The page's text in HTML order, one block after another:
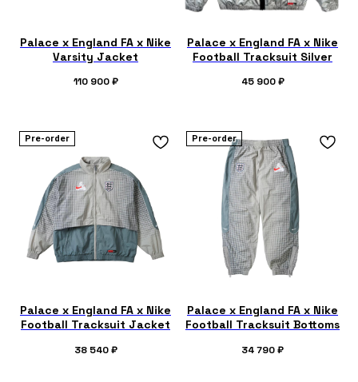
Palace x England FA x Nike
Varsity Jacket
110 900 ₽
Palace x England FA x Nike
Football Tracksuit Silver
45 900 ₽
Pre-order
Palace x England FA x Nike
Football Tracksuit Jacket
38 540 ₽
Pre-order
Palace x England FA x Nike
Football Tracksuit Bottoms
34 790₽